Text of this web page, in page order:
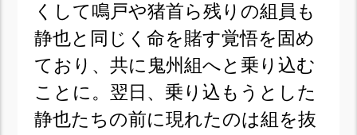
くして鳴戸や猪首ら残りの組員も
静也と同じく命を賭す覚悟を固め
ており、共に鬼州組へと乗り込む
ことに。翌日、乗り込もうとした
静也たちの前に現れたのは組を抜